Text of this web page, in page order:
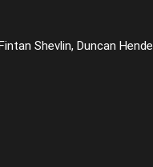
Shevlin, Duncan